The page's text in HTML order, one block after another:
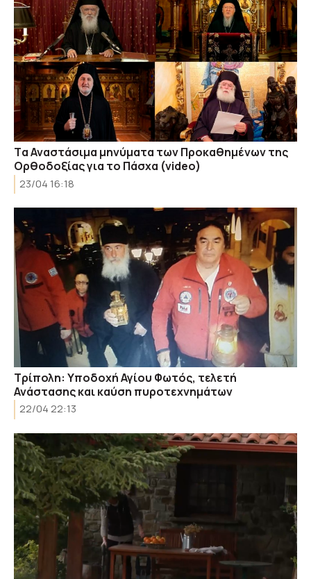
Tα Αναστάσιμα μηνύματα των Προκαθημένων της
Ορθοδοξίας για το Πάσχα (video)
23/04 16:18
Τρίπολη: Υποδοχή Αγίου Φωτός, τελετή
Ανάστασης και καύση πυροτεχνημάτων
22/04 22:13